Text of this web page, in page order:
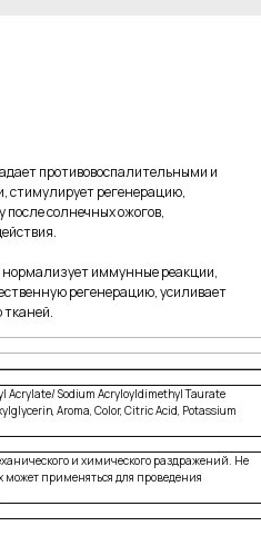
противовоспалительными и
стимулирует регенерацию,
после солнечных ожогов,
иммунные реакции,
регенерацию, усиливает
Acrylate/ Sodium Acryloyldimethyl Taurate
Aroma, Color, Citric Acid, Potassium
и химического раздражений. Не
применяться для проведения